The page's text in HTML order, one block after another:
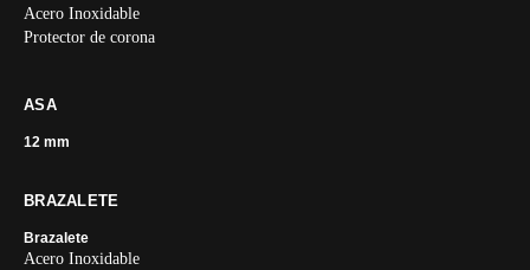
Acero Inoxidable
Protector de corona
ASA
12 mm
BRAZALETE
Brazalete
Acero Inoxidable